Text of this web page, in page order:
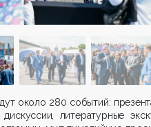
около 280 событий:
литературные